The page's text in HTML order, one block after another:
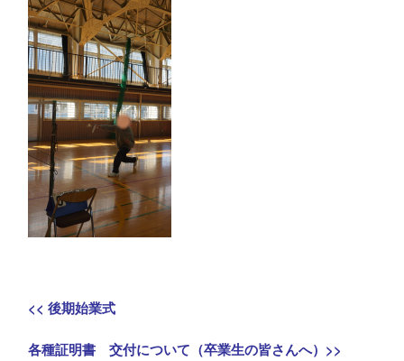
投
稿
<< Previous
後期始業式
Next
各種証明書 交付について（卒業生の皆さんへ） >>